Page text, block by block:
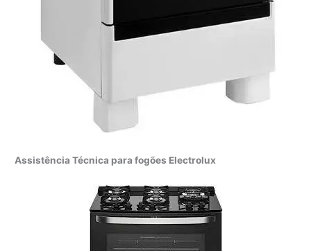
Assistência Técnica para fogões Electrolux